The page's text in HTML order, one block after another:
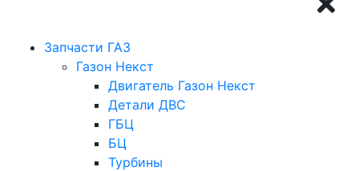
Запчасти ГАЗ
Газон Некст
Двигатель Газон Некст
Детали ДВС
ГБЦ
БЦ
Турбины